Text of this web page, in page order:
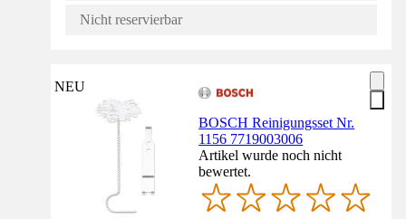
Nicht reservierbar
NEU
BOSCH Reinigungsset Nr.
1156 7719003006
Artikel wurde noch nicht
bewertet.